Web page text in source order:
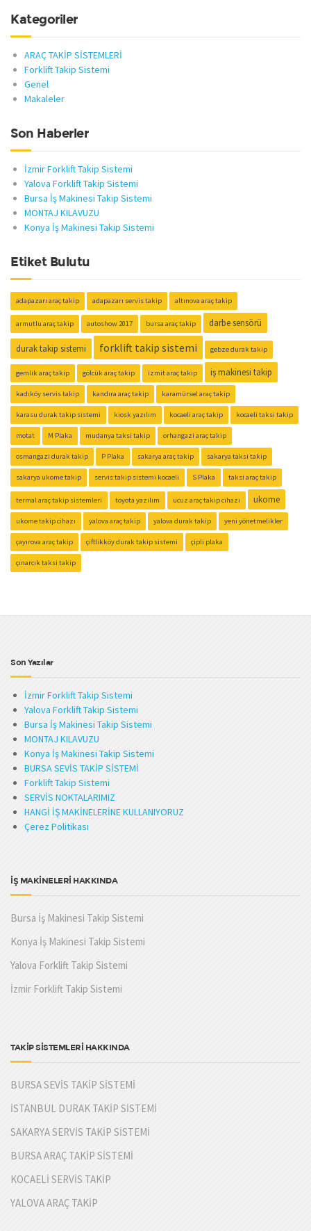
Kategoriler
ARAÇ TAKİP SİSTEMLERİ
Forklift Takip Sistemi
Genel
Makaleler
Son Haberler
İzmir Forklift Takip Sistemi
Yalova Forklift Takip Sistemi
Bursa İş Makinesi Takip Sistemi
MONTAJ KILAVUZU
Konya İş Makinesi Takip Sistemi
Etiket Bulutu
adapazarı araç takip adapazarı servis takip altınova araç takip
armutlu araç takip autoshow 2017 bursa araç takip darbe sensörü
durak takip sistemi forklift takip sistemi gebze durak takip
gemlik araç takip gölcük araç takip izmit araç takip iş makinesi takip
kadıköy servis takip kandıra araç takip karamürsel araç takip
karasu durak takip sistemi kiosk yazılım kocaeli araç takip kocaeli taksi takip
motat M Plaka mudanya taksi takip orhangazi araç takip
osmangazi durak takip P Plaka sakarya araç takip sakarya taksi takip
sakarya ukome takip servis takip sistemi kocaeli S Plaka taksi araç takip
termal araç takip sistemleri toyota yazılım ucuz araç takip cihazı ukome
ukome takip cihazı yalova araç takip yalova durak takip yeni yönetmelikler
çayırova araç takip çiftlikköy durak takip sistemi çipli plaka
çınarcık taksi takip
Son Yazılar
İzmir Forklift Takip Sistemi
Yalova Forklift Takip Sistemi
Bursa İş Makinesi Takip Sistemi
MONTAJ KILAVUZU
Konya İş Makinesi Takip Sistemi
BURSA SEVİS TAKİP SİSTEMİ
Forklift Takip Sistemi
SERVİS NOKTALARIMIZ
HANGİ İŞ MAKİNELERİNE KULLANIYORUZ
Çerez Politikası
İŞ MAKİNELERİ HAKKINDA
Bursa İş Makinesi Takip Sistemi
Konya İş Makinesi Takip Sistemi
Yalova Forklift Takip Sistemi
İzmir Forklift Takip Sistemi
TAKİP SİSTEMLERİ HAKKINDA
BURSA SEVİS TAKİP SİSTEMİ
İSTANBUL DURAK TAKİP SİSTEMİ
SAKARYA SERVİS TAKİP SİSTEMİ
BURSA ARAÇ TAKİP SİSTEMİ
KOCAELİ SERVİS TAKİP
YALOVA ARAÇ TAKİP